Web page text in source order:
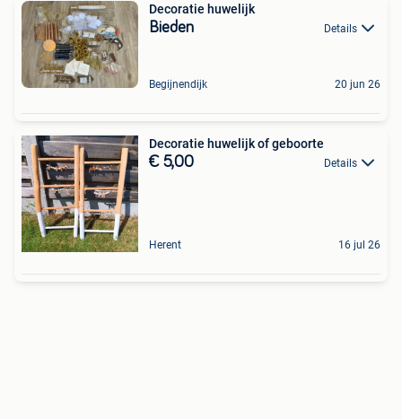
Decoratie huwelijk
Bieden Details
Begijnendijk 20 jun 26
Decoratie huwelijk of geboorte
€ 5,00 Details
Herent 16 jul 26